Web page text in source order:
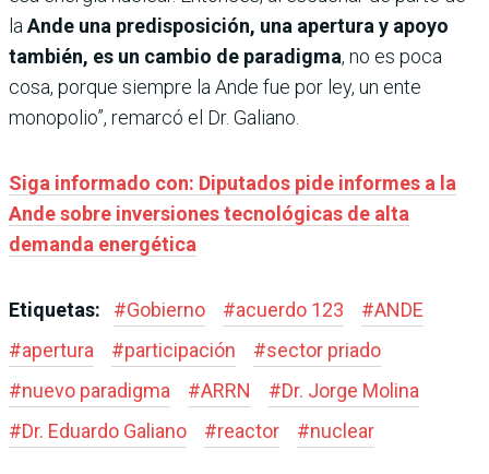
laAnde una predisposición, una apertura y apoyo
también, es un cambio de paradigma, no es poca
cosa, porque siempre la Ande fue por ley, un ente
monopolio”, remarcó el Dr. Galiano.
Siga informado con: Diputados pide informes a la
Ande sobre inversiones tecnológicas de alta
demanda energética
Etiquetas: #Gobierno #acuerdo 123 #ANDE
#apertura #participación #sector priado
#nuevo paradigma #ARRN #Dr. Jorge Molina
#Dr. Eduardo Galiano #reactor #nuclear